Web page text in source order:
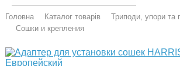
Головна Каталог товарів
Триподи, упори та
Сошки и крепления